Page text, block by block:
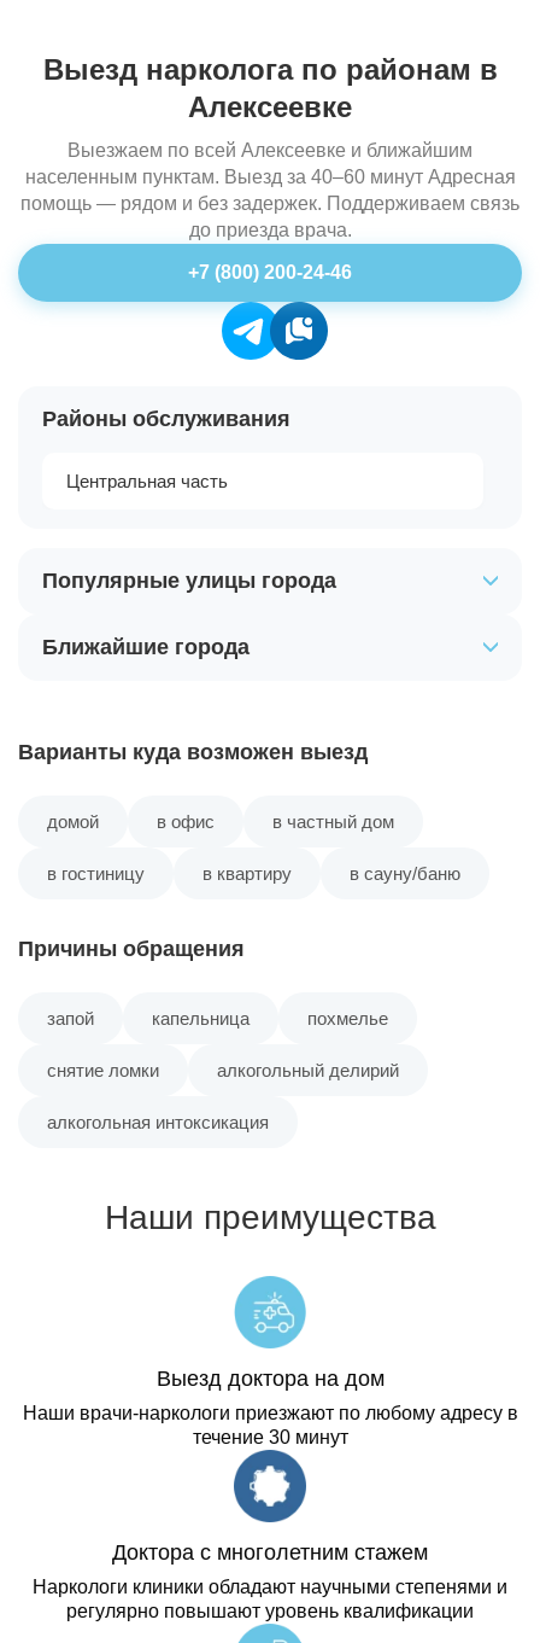
Выезд нарколога по районам в
Алексеевке
Выезжаем по всей Алексеевке и ближайшим
населенным пунктам. Выезд за 40–60 минут Адресная
помощь — рядом и без задержек. Поддерживаем связь
до приезда врача.
+7 (800) 200-24-46
Районы обслуживания
Центральная часть
Популярные улицы города
Ближайшие города
Варианты куда возможен выезд
домой в офис в частный дом
в гостиницу в квартиру в сауну/баню
Причины обращения
запой капельница похмелье
снятие ломки алкогольный делирий
алкогольная интоксикация
Наши преимущества
Выезд доктора на дом
Наши врачи-наркологи приезжают по любому адресу в
течение 30 минут
Доктора с многолетним стажем
Наркологи клиники обладают научными степенями и
регулярно повышают уровень квалификации